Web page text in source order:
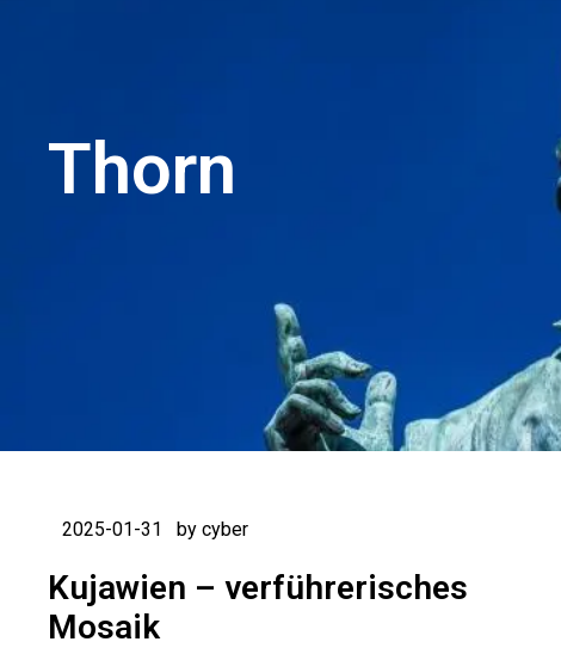
Thorn
2025-01-31 by cyber
Kujawien – verführerisches
Mosaik